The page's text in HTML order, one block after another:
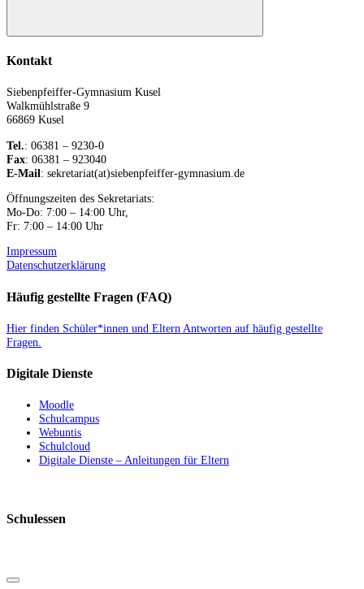
Suchen
Kontakt
Siebenpfeiffer-Gymnasium Kusel
Walkmühlstraße 9
66869 Kusel
Tel.: 06381 – 9230-0
Fax: 06381 – 923040
E-Mail: sekretariat(at)siebenpfeiffer-gymnasium.de
Öffnungszeiten des Sekretariats:
Mo-Do: 7:00 – 14:00 Uhr,
Fr: 7:00 – 14:00 Uhr
Impressum
Datenschutzerklärung
Häufig gestellte Fragen (FAQ)
Hier finden Schüler*innen und Eltern Antworten auf häufig gestellte
Fragen.
Digitale Dienste
Moodle
Schulcampus
Webuntis
Schulcloud
Digitale Dienste – Anleitungen für Eltern
Schulessen